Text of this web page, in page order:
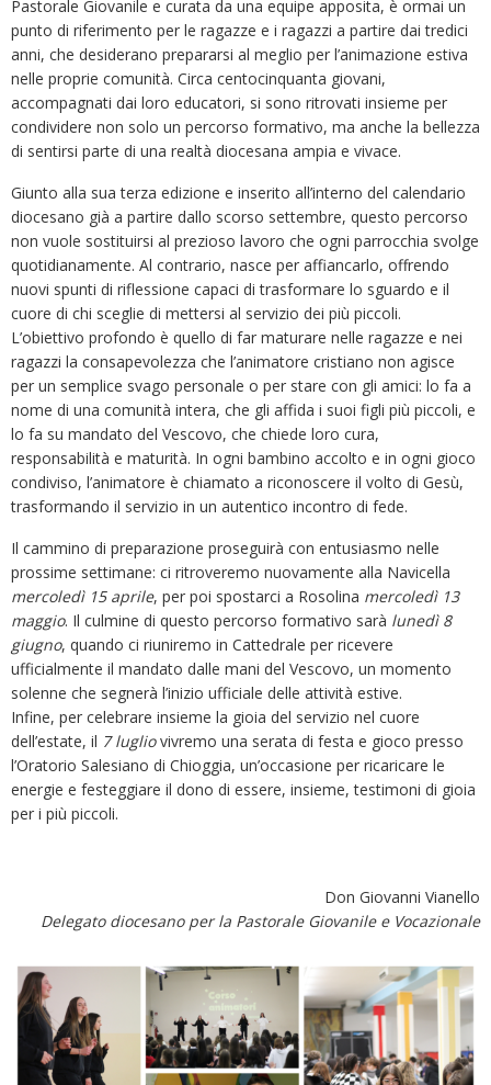
Pastorale Giovanile e curata da una equipe apposita, è ormai un
punto di riferimento per le ragazze e i ragazzi a partire dai tredici
anni, che desiderano prepararsi al meglio per l’animazione estiva
nelle proprie comunità. Circa centocinquanta giovani,
accompagnati dai loro educatori, si sono ritrovati insieme per
condividere non solo un percorso formativo, ma anche la bellezza
di sentirsi parte di una realtà diocesana ampia e vivace.
Giunto alla sua terza edizione e inserito all’interno del calendario
diocesano già a partire dallo scorso settembre, questo percorso
non vuole sostituirsi al prezioso lavoro che ogni parrocchia svolge
quotidianamente. Al contrario, nasce per affiancarlo, offrendo
nuovi spunti di riflessione capaci di trasformare lo sguardo e il
cuore di chi sceglie di mettersi al servizio dei più piccoli.
L’obiettivo profondo è quello di far maturare nelle ragazze e nei
ragazzi la consapevolezza che l’animatore cristiano non agisce
per un semplice svago personale o per stare con gli amici: lo fa a
nome di una comunità intera, che gli affida i suoi figli più piccoli, e
lo fa su mandato del Vescovo, che chiede loro cura,
responsabilità e maturità. In ogni bambino accolto e in ogni gioco
condiviso, l’animatore è chiamato a riconoscere il volto di Gesù,
trasformando il servizio in un autentico incontro di fede.
Il cammino di preparazione proseguirà con entusiasmo nelle
prossime settimane: ci ritroveremo nuovamente alla Navicella
mercoledì 15 aprile, per poi spostarci a Rosolina mercoledì 13
maggio. Il culmine di questo percorso formativo sarà lunedì 8
giugno, quando ci riuniremo in Cattedrale per ricevere
ufficialmente il mandato dalle mani del Vescovo, un momento
solenne che segnerà l’inizio ufficiale delle attività estive.
Infine, per celebrare insieme la gioia del servizio nel cuore
dell’estate, il 7 lugliovivremo una serata di festa e gioco presso
l’Oratorio Salesiano di Chioggia, un’occasione per ricaricare le
energie e festeggiare il dono di essere, insieme, testimoni di gioia
per i più piccoli.
Don Giovanni Vianello
Delegato diocesano per la Pastorale Giovanile e Vocazionale